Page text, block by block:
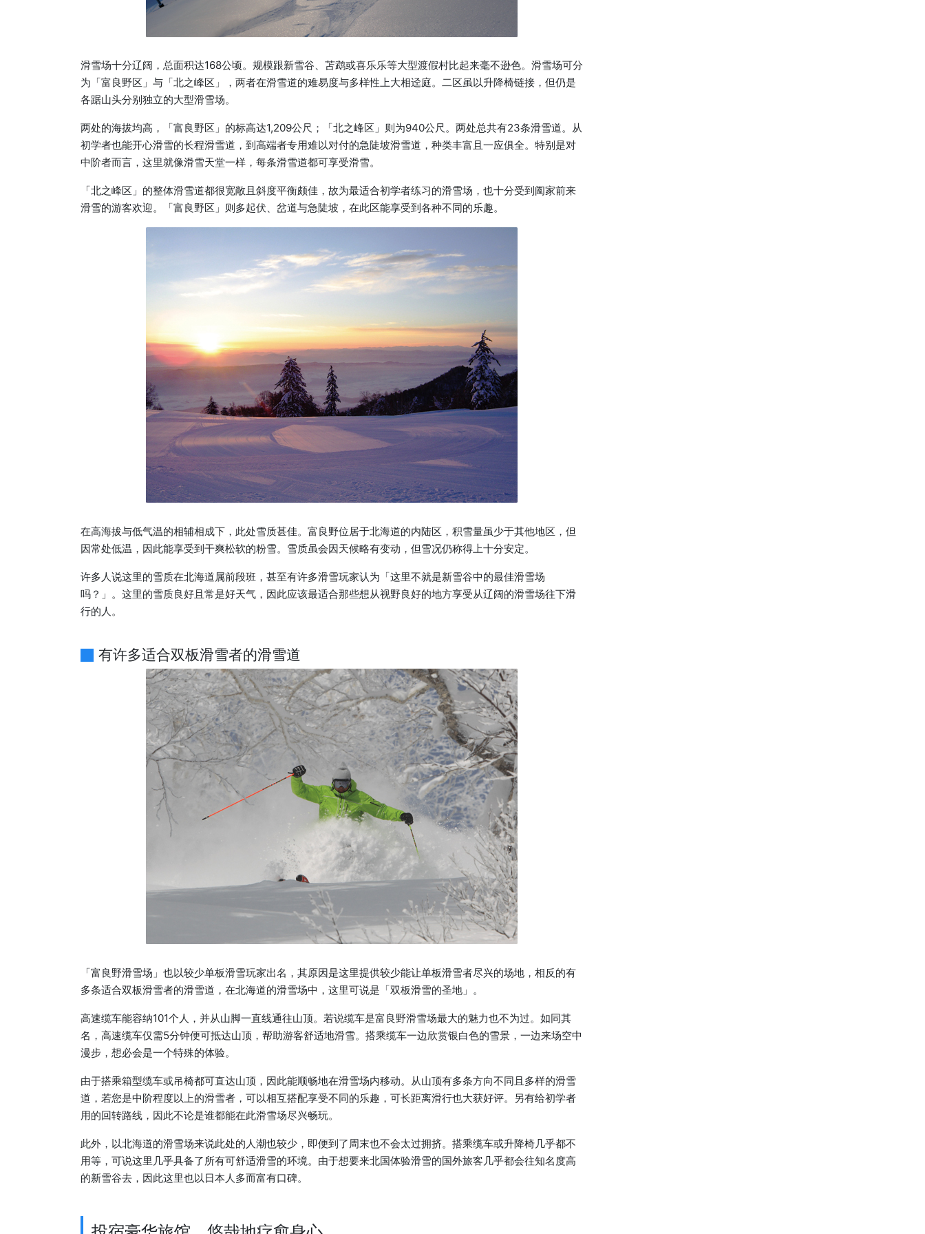
滑雪场十分辽阔，总面积达168公顷。规模跟新雪谷、苫鹉或喜乐乐等大型渡假村比起来毫不逊色。滑雪场可分
为「富良野区」与「北之峰区」，两者在滑雪道的难易度与多样性上大相迳庭。二区虽以升降椅链接，但仍是
各踞山头分别独立的大型滑雪场。
两处的海拔均高，「富良野区」的标高达1,209公尺；「北之峰区」则为940公尺。两处总共有23条滑雪道。从
初学者也能开心滑雪的长程滑雪道，到高端者专用难以对付的急陡坡滑雪道，种类丰富且一应俱全。特别是对
中阶者而言，这里就像滑雪天堂一样，每条滑雪道都可享受滑雪。
「北之峰区」的整体滑雪道都很宽敞且斜度平衡颇佳，故为最适合初学者练习的滑雪场，也十分受到阖家前来
滑雪的游客欢迎。「富良野区」则多起伏、岔道与急陡坡，在此区能享受到各种不同的乐趣。
在高海拔与低气温的相辅相成下，此处雪质甚佳。富良野位居于北海道的内陆区，积雪量虽少于其他地区，但
因常处低温，因此能享受到干爽松软的粉雪。雪质虽会因天候略有变动，但雪况仍称得上十分安定。
许多人说这里的雪质在北海道属前段班，甚至有许多滑雪玩家认为「这里不就是新雪谷中的最佳滑雪场
吗？」。这里的雪质良好且常是好天气，因此应该最适合那些想从视野良好的地方享受从辽阔的滑雪场往下滑
行的人。
有许多适合双板滑雪者的滑雪道
「富良野滑雪场」也以较少单板滑雪玩家出名，其原因是这里提供较少能让单板滑雪者尽兴的场地，相反的有
多条适合双板滑雪者的滑雪道，在北海道的滑雪场中，这里可说是「双板滑雪的圣地」。
高速缆车能容纳101个人，并从山脚一直线通往山顶。若说缆车是富良野滑雪场最大的魅力也不为过。如同其
名，高速缆车仅需5分钟便可抵达山顶，帮助游客舒适地滑雪。搭乘缆车一边欣赏银白色的雪景，一边来场空中
漫步，想必会是一个特殊的体验。
由于搭乘箱型缆车或吊椅都可直达山顶，因此能顺畅地在滑雪场内移动。从山顶有多条方向不同且多样的滑雪
道，若您是中阶程度以上的滑雪者，可以相互搭配享受不同的乐趣，可长距离滑行也大获好评。另有给初学者
用的回转路线，因此不论是谁都能在此滑雪场尽兴畅玩。
此外，以北海道的滑雪场来说此处的人潮也较少，即便到了周末也不会太过拥挤。搭乘缆车或升降椅几乎都不
用等，可说这里几乎具备了所有可舒适滑雪的环境。由于想要来北国体验滑雪的国外旅客几乎都会往知名度高
的新雪谷去，因此这里也以日本人多而富有口碑。